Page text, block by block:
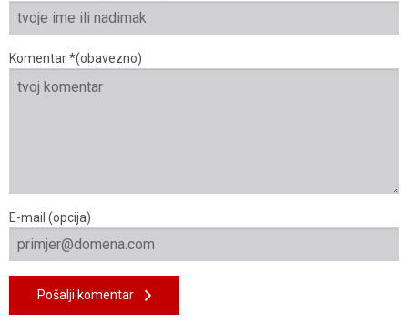
Komentar *(obavezno)
E-mail (opcija)
Pošalji komentar